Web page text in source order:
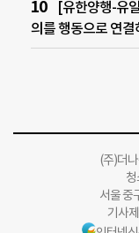
[유한양행-유
의를 행동으로 연결
(주)더
서울 중
기사